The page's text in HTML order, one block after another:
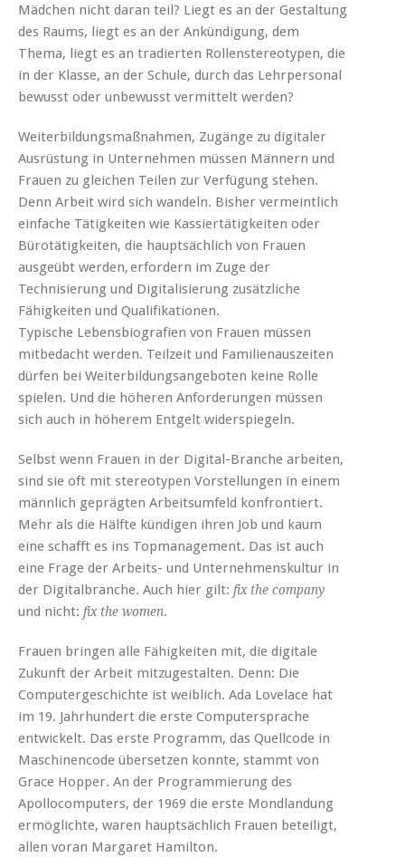
Mädchen nicht daran teil? Liegt es an der Gestaltung
des Raums, liegt es an der Ankündigung, dem
Thema, liegt es an tradierten Rollenstereotypen, die
in der Klasse, an der Schule, durch das Lehrpersonal
bewusst oder unbewusst vermittelt werden?
Weiterbildungsmaßnahmen, Zugänge zu digitaler
Ausrüstung in Unternehmen müssen Männern und
Frauen zu gleichen Teilen zur Verfügung stehen.
Denn Arbeit wird sich wandeln. Bisher vermeintlich
einfache Tätigkeiten wie Kassiertätigkeiten oder
Bürotätigkeiten, die hauptsächlich von Frauen
ausgeübt werden, erfordern im Zuge der
Technisierung und Digitalisierung zusätzliche
Fähigkeiten und Qualifikationen.
Typische Lebensbiografien von Frauen müssen
mitbedacht werden. Teilzeit und Familienauszeiten
dürfen bei Weiterbildungsangeboten keine Rolle
spielen. Und die höheren Anforderungen müssen
sich auch in höherem Entgelt widerspiegeln.
Selbst wenn Frauen in der Digital-Branche arbeiten,
sind sie oft mit stereotypen Vorstellungen in einem
männlich geprägten Arbeitsumfeld konfrontiert.
Mehr als die Hälfte kündigen ihren Job und kaum
eine schafft es ins Topmanagement. Das ist auch
eine Frage der Arbeits- und Unternehmenskultur in
der Digitalbranche. Auch hier gilt: fix the company
und nicht: fix the women.
Frauen bringen alle Fähigkeiten mit, die digitale
Zukunft der Arbeit mitzugestalten. Denn: Die
Computergeschichte ist weiblich. Ada Lovelace hat
im 19. Jahrhundert die erste Computersprache
entwickelt. Das erste Programm, das Quellcode in
Maschinencode übersetzen konnte, stammt von
Grace Hopper. An der Programmierung des
Apollocomputers, der 1969 die erste Mondlandung
ermöglichte, waren hauptsächlich Frauen beteiligt,
allen voran Margaret Hamilton.